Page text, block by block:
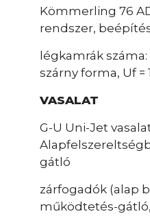
Kömmerling 76
rendszer,
légkamrák
szárny forma, Uf =
VASALAT
G-U Uni-Jet
gátló
zárfogadók (alap
működtetés-